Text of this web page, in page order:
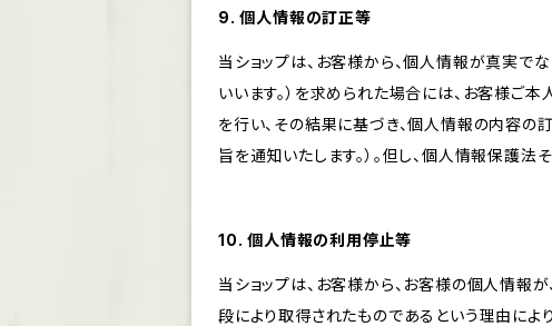
9. 個人情報の訂正等
当ショップは、お客様から、個人情報が真実で
いいます。）を求められた場合には、お客様ご
を行い、その結果に基づき、個人情報の内容の
旨を通知いたします。）。但し、個人情報保護
10. 個人情報の利用停止等
当ショップは、お客様から、お客様の個人情
段により取得されたものであるという理由によ